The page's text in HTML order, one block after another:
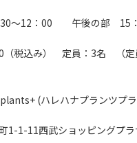
～12：00 午後の部 15：
（税込み） 定員：3名 （定
(ハレハナプランツプ
1-1-11西武ショッピングプラ